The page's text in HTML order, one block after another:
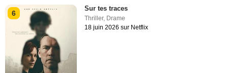
6
Sur tes traces
Thriller, Drame
18 juin 2026 sur Netflix